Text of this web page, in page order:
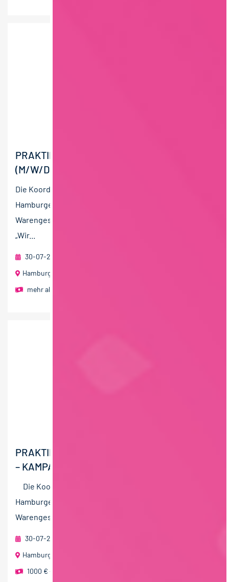
PRAKTIKUM EINKAUF MARKE – GETRÄNKE
(M/W/D)
Die Koordination der EDEKA-Strategie erfolgt in der
Hamburger EDEKA-Zentrale. Sie steuert das nationale
Warengeschäft ebenso wie die erfolgreiche Kampagne
„Wir...
30-07-2026
Hamburg
mehr als 2000 € pro Monat
PRAKTIKUM IM BEREICH BRAND MARKETING
– KAMPAGNENPLANUNG (M/W/D)
Die Koordination der EDEKA-Strategie erfolgt in der
Hamburger EDEKA-Zentrale. Sie steuert das nationale
Warengeschäft ebenso wie die erfolgreiche...
30-07-2026
Hamburg
1000 € - 1500 € pro Monat